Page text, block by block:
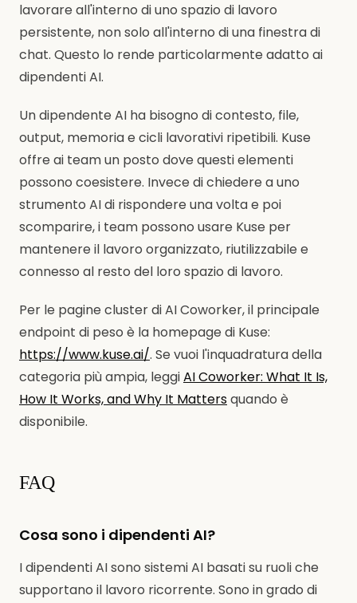
lavorare all'interno di uno spazio di lavoro
persistente, non solo all'interno di una finestra di
chat. Questo lo rende particolarmente adatto ai
dipendenti AI.
Un dipendente AI ha bisogno di contesto, file,
output, memoria e cicli lavorativi ripetibili. Kuse
offre ai team un posto dove questi elementi
possono coesistere. Invece di chiedere a uno
strumento AI di rispondere una volta e poi
scomparire, i team possono usare Kuse per
mantenere il lavoro organizzato, riutilizzabile e
connesso al resto del loro spazio di lavoro.
Per le pagine cluster di AI Coworker, il principale
endpoint di peso è la homepage di Kuse:
https://www.kuse.ai/. Se vuoi l'inquadratura della
categoria più ampia, leggiAI Coworker: What It Is,
How It Works, and Why It Mattersquando è
disponibile.
FAQ
Cosa sono i dipendenti AI?
I dipendenti AI sono sistemi AI basati su ruoli che
supportano il lavoro ricorrente. Sono in grado di